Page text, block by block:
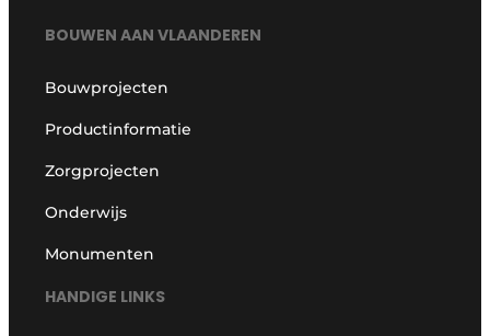
BOUWEN AAN VLAANDEREN
Bouwprojecten
Productinformatie
Zorgprojecten
Onderwijs
Monumenten
HANDIGE LINKS